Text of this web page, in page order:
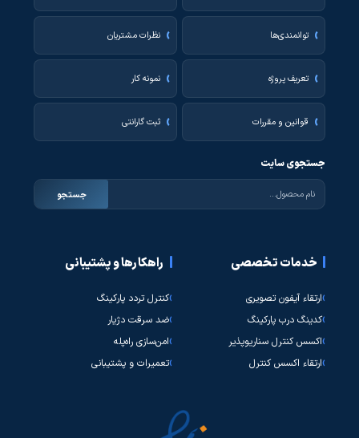
توانمندی‌ها نظرات مشتریان
تعریف پروژه نمونه کار
قوانین و مقررات ثبت گارانتی
جستجوی سایت
جستجو
خدمات تخصصی
ارتقاء آیفون تصویری
کدینگ درب پارکینگ
اکسس کنترل سناریوپذیر
ارتقاء اکسس کنترل
راهکارها و پشتیبانی
کنترل تردد پارکینگ
ضد سرقت دژیار
امن‌سازی راه‌پله
تعمیرات و پشتیبانی